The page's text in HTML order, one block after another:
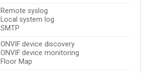
Remote syslog
Local system log
SMTP
ONVIF device discovery
ONVIF device monitoring
Floor Map